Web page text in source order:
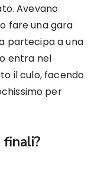
Avevano
fare una gara
partecipa a una
entra nel
il culo, facendo
per